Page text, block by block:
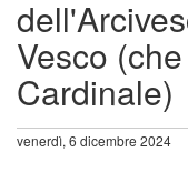
Vesco
Cardinale)
venerdì, 6 dicembre 2024